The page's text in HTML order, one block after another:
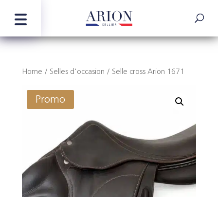
Home / Selles d'occasion / Selle cross Arion 1671
Promo